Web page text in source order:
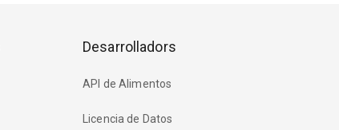
Desarrolladors
API de Alimentos
Licencia de Datos